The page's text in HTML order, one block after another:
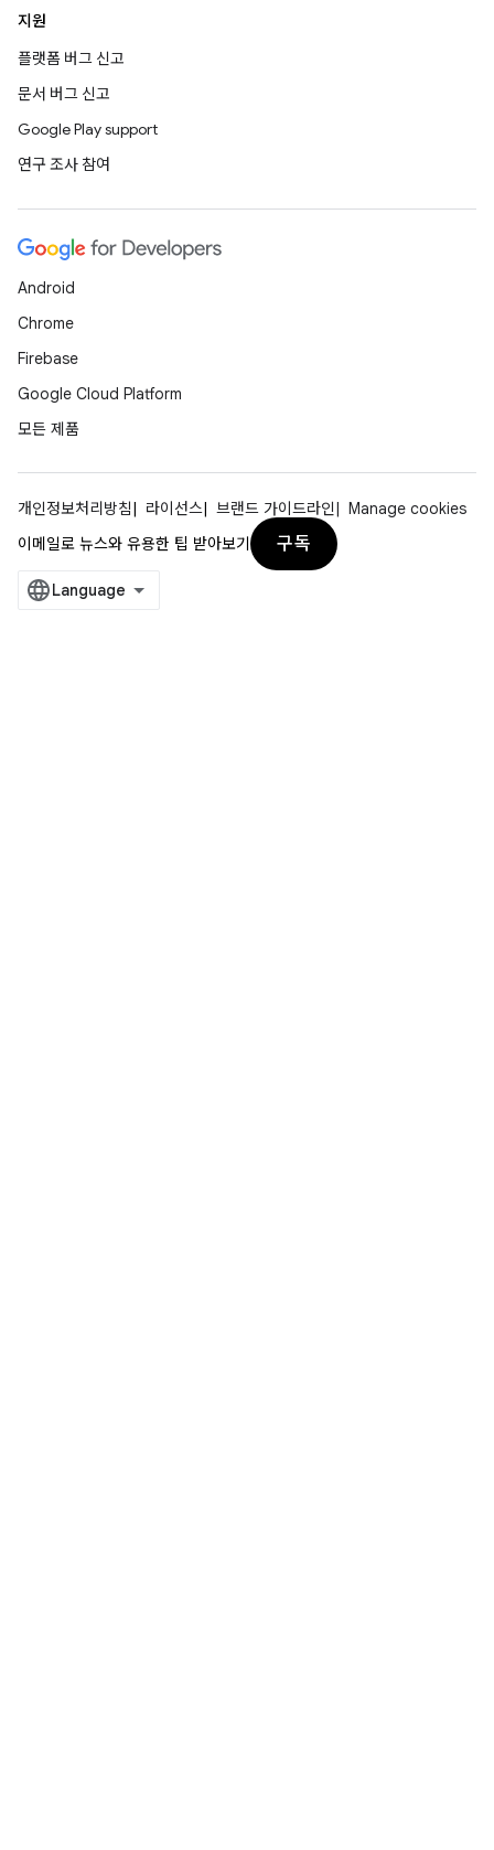
지원
플랫폼 버그 신고
문서 버그 신고
Google Play support
연구 조사 참여
Android
Chrome
Firebase
Google Cloud Platform
모든 제품
개인정보처리방침 라이선스 브랜드 가이드라인
Manage cookies
이메일로 뉴스와 유용한 팁 받아보기
구독